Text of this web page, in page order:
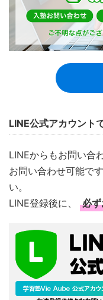
LINE公式アカウント
LINEからもお問い合
お問い合わせ可能で
い。
LINE登録後に、
必